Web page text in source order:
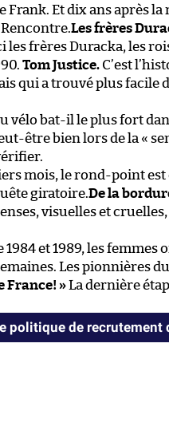
Frank. Et dix ans après la
Les frères
frères Duracka, les
Tom Justice. C’est
qui a trouvé plus facile
vélo bat-il le plus fort
être bien lors de la «
mois, le rond-point est
giratoire.De la
visuelles et
1984 et 1989, les femmes
Les pionnières
France! »La dernière
politique de recrutement